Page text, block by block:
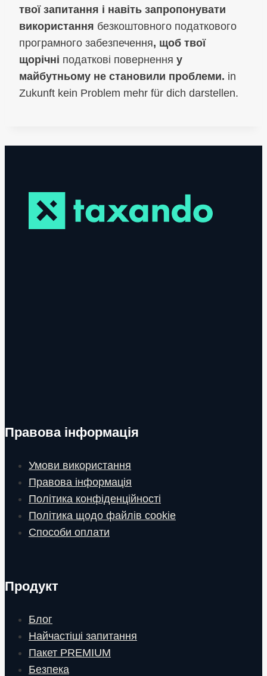
твої запитання і навіть запропонувати
використання безкоштовного податкового
програмного забезпечення, щоб твої
щорічні податкові повернення у
майбутньому не становили проблеми. in
Zukunft kein Problem mehr für dich darstellen.
Правова інформація
Умови використання
Правова інформація
Політика конфіденційності
Політика щодо файлів cookie
Способи оплати
Продукт
Блог
Найчастіші запитання
Пакет PREMIUM
Безпека